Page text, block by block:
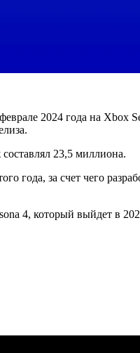
2024 года на Xbox
23,5 миллиона.
года, за счет чего
4, который выйдет в